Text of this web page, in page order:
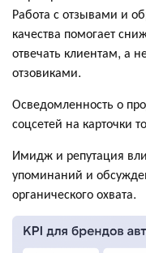
Работа с отзывами и
качества помогает
отвечать клиентам, а
отзовиками.
Осведомленность о
соцсетей на карточки
Имидж и репутация
упоминаний и
органического охвата.